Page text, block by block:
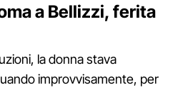
a Bellizzi, ferita
la donna stava
improvvisamente, per